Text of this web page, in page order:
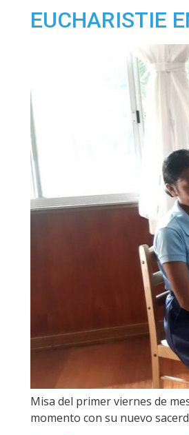
EUCHARISTIE
Misa del primer viernes de
momento con su nuevo